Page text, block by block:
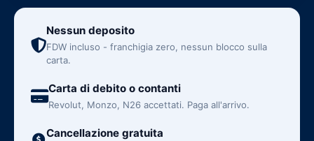
categoria dell'auto. I numeri e le regole qui sotto
descrivono come funzionano le prenotazioni senza
deposito e senza carta di credito presso la maggior
parte degli operatori locali di buona reputazione a
Creta. Verifica sempre l'importo esatto della
franchigia, i metodi di pagamento e l'ambito
Nessun deposito
FDW incluso - franchigia zero, nessun blocco sulla
carta.
Carta di debito o contanti
Revolut, Monzo, N26 accettati. Paga all'arrivo.
Cancellazione gratuita